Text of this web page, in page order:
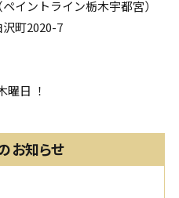
イントライン栃木宇都宮）
町2020-7
曜日 ！
お知らせ